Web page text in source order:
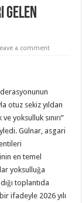
gelen
a comment
otuz sekiz yıldan
yoksulluk sınırı”
Gülnar, asgari
en temel
yoksulluğa
toplantıda
ifadeyle 2026 yılı